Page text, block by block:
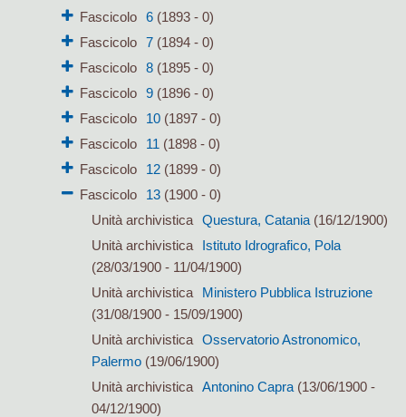
Fascicolo
6(1893 - 0)
Fascicolo
7(1894 - 0)
Fascicolo
8(1895 - 0)
Fascicolo
9(1896 - 0)
Fascicolo
10(1897 - 0)
Fascicolo
11 (1898 - 0)
Fascicolo
12(1899 - 0)
Fascicolo
13(1900 - 0)
Unità archivistica Questura, Catania(16/12/1900)
Unità archivistica
Istituto Idrografico, Pola
(28/03/1900 - 11/04/1900)
Unità archivistica
Ministero Pubblica Istruzione
(31/08/1900 - 15/09/1900)
Unità archivistica Osservatorio Astronomico,
Palermo(19/06/1900)
Unità archivistica Antonino Capra(13/06/1900 -
04/12/1900)